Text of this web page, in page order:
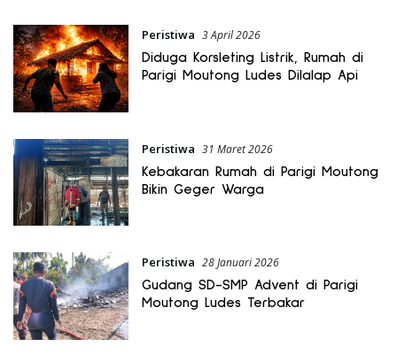
Peristiwa 3 April 2026
Diduga Korsleting Listrik, Rumah di
Parigi Moutong Ludes Dilalap Api
Peristiwa 31 Maret 2026
Kebakaran Rumah di Parigi Moutong
Bikin Geger Warga
Peristiwa 28 Januari 2026
Gudang SD-SMP Advent di Parigi
Moutong Ludes Terbakar